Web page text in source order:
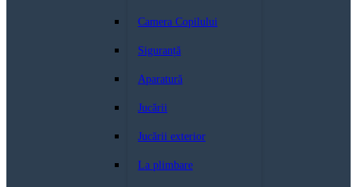
Camera Copilului
Siguranță
Aparatură
Jucării
Jucării exterior
La plimbare